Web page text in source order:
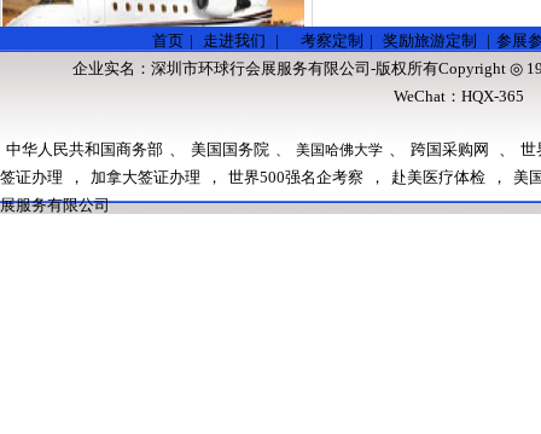
首页 | 走进我们 | 考察定制 | 奖励旅游定制 | 参展
企业实名：深圳市环球行会展服务有限公司-版权所有Copyright ◎
WeChat：HQX-
中华人民共和国商务部 美国国务院 、 美国哈佛大学 跨国采购网
世
签证办理
， 加拿大签证办理 ， 世界500强名企考察 ， 赴美医疗体检 ，
美
展服务有限公司